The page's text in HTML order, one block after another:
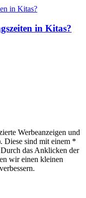
in Kitas?
Werbeanzeigen und
Diese sind mit einem *
das Anklicken der
wir einen kleinen